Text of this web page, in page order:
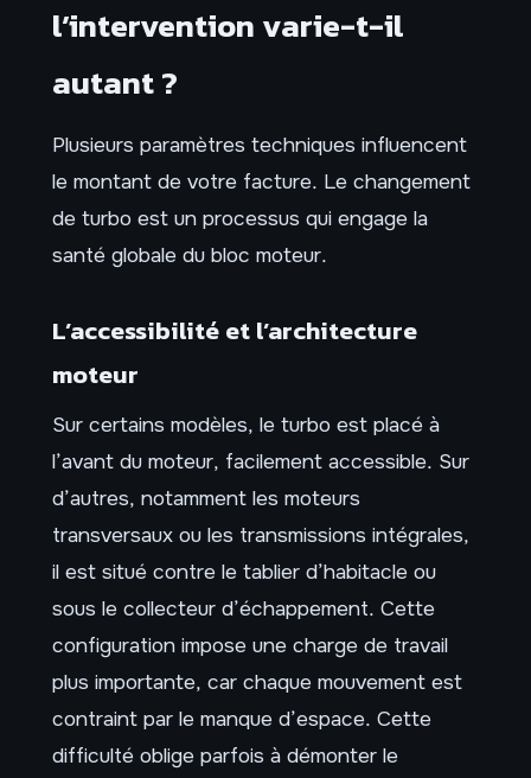
l’intervention varie-t-il
autant ?
Plusieurs paramètres techniques influencent
le montant de votre facture. Le changement
de turbo est un processus qui engage la
santé globale du bloc moteur.
L’accessibilité et l’architecture
moteur
Sur certains modèles, le turbo est placé à
l’avant du moteur, facilement accessible. Sur
d’autres, notamment les moteurs
transversaux ou les transmissions intégrales,
il est situé contre le tablier d’habitacle ou
sous le collecteur d’échappement. Cette
configuration impose une charge de travail
plus importante, car chaque mouvement est
contraint par le manque d’espace. Cette
difficulté oblige parfois à démonter le